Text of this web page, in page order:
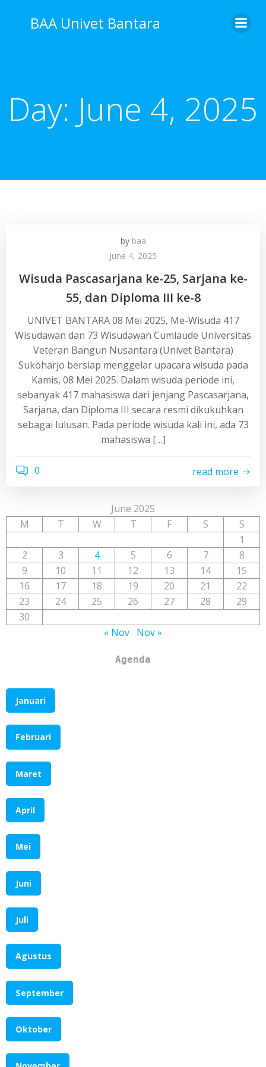
to
BAA Univet Bantara
Day: June 4, 2025
by baa
June 4, 2025
Wisuda Pascasarjana ke-25, Sarjana ke-
55, dan Diploma III ke-8
UNIVET BANTARA 08 Mei 2025, Me-Wisuda 417
Wisudawan dan 73 Wisudawan Cumlaude Universitas
Veteran Bangun Nusantara (Univet Bantara)
Sukoharjo bersiap menggelar upacara wisuda pada
Kamis, 08 Mei 2025. Dalam wisuda periode ini,
sebanyak 417 mahasiswa dari jenjang Pascasarjana,
Sarjana, dan Diploma III secara resmi dikukuhkan
sebagai lulusan. Pada periode wisuda kali ini, ada 73
mahasiswa […]
0 read more
June 2025
M
T W T F S
S
1
2
3 4 5 6 7
8
9
10 11 12 13 14
15
16
17 18 19 20 21
22
23
24 25 26 27 28
29
30
« Nov Nov »
Agenda
Januari
Februari
Maret
April
Mei
Juni
Juli
Agustus
September
Oktober